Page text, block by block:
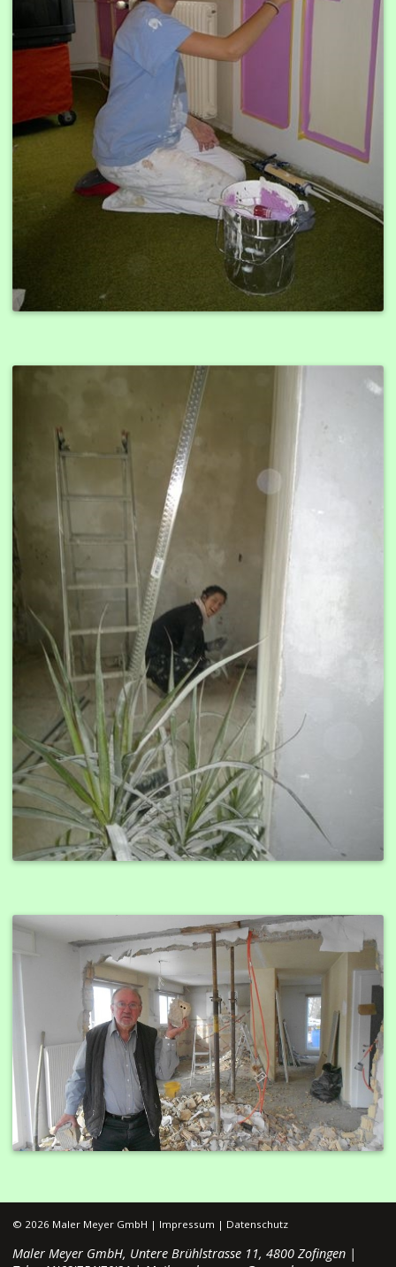
© 2026 Maler Meyer GmbH | Impressum | Datenschutz
Maler Meyer GmbH, Untere Brühlstrasse 11, 4800 Zofingen |